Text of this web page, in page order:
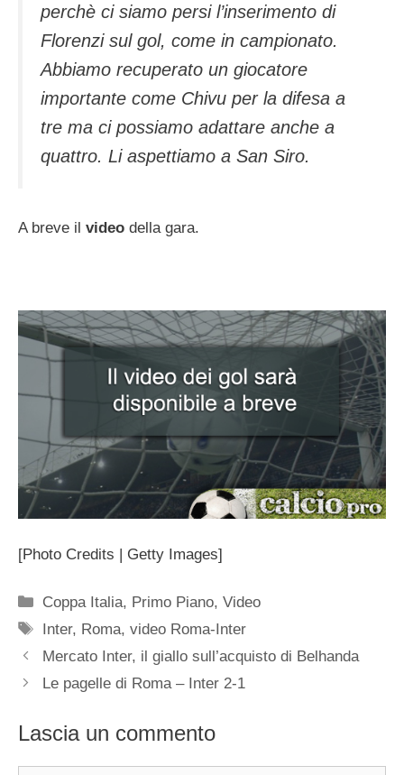
perchè ci siamo persi l’inserimento di
Florenzi sul gol, come in campionato.
Abbiamo recuperato un giocatore
importante come Chivu per la difesa a
tre ma ci possiamo adattare anche a
quattro. Li aspettiamo a San Siro.
A breve il video della gara.
[Photo Credits | Getty Images]
Categorie
Coppa Italia, Primo Piano,Video
Tag
Inter, Roma,video Roma-Inter
Mercato Inter, il giallo sull’acquisto di Belhanda
Le pagelle di Roma – Inter 2-1
Lascia un commento